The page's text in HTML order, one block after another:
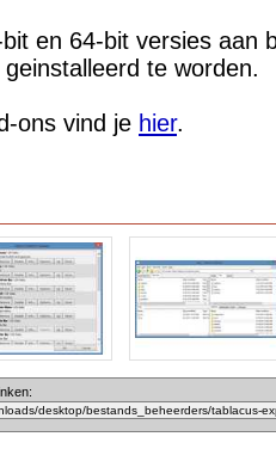
en 64-bit versies aan
te worden.
ons vind je hier.